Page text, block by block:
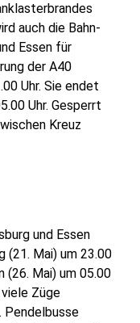
auch die Bahn-
Essen für
der A40
Uhr. Sie endet
Uhr. Gesperrt
Kreuz
und Essen
(21. Mai) um 23.00
(26. Mai) um 05.00
viele Züge
Pendelbusse